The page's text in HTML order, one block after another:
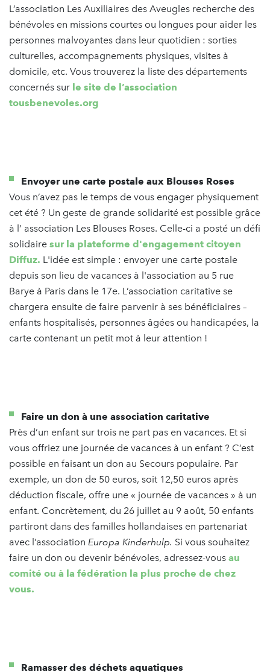
L’association Les Auxiliaires des Aveugles recherche des
bénévoles en missions courtes ou longues pour aider les
personnes malvoyantes dans leur quotidien : sorties
culturelles, accompagnements physiques, visites à
domicile, etc. Vous trouverez la liste des départements
concernés sur le site de l’association
tousbenevoles.org
Envoyer une carte postale aux Blouses Roses
Vous n’avez pas le temps de vous engager physiquement
cet été ? Un geste de grande solidarité est possible grâce
à l’ association Les Blouses Roses. Celle-ci a posté un défi
solidaire sur la plateforme d'engagement citoyen
Diffuz. L'idée est simple : envoyer une carte postale
depuis son lieu de vacances à l'association au 5 rue
Barye à Paris dans le 17e. L’association caritative se
chargera ensuite de faire parvenir à ses bénéficiaires –
enfants hospitalisés, personnes âgées ou handicapées, la
carte contenant un petit mot à leur attention !
Faire un don à une association caritative
Près d’un enfant sur trois ne part pas en vacances. Et si
vous offriez une journée de vacances à un enfant ? C’est
possible en faisant un don au Secours populaire. Par
exemple, un don de 50 euros, soit 12,50 euros après
déduction fiscale, offre une « journée de vacances » à un
enfant. Concrètement, du 26 juillet au 9 août, 50 enfants
partiront dans des familles hollandaises en partenariat
avec l’association Europa Kinderhulp. Si vous souhaitez
faire un don ou devenir bénévoles, adressez-vous au
comité ou à la fédération la plus proche de chez
vous.
Ramasser des déchets aquatiques